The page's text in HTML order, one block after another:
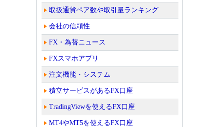
取扱通貨ペア数や取引量ランキング
会社の信頼性
FX・為替ニュース
FXスマホアプリ
注文機能・システム
積立サービスがあるFX口座
TradingViewを使えるFX口座
MT4やMT5を使えるFX口座